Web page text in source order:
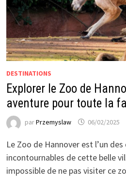
DESTINATIONS
Explorer le Zoo de
aventure pour toute la
parPrzemyslaw 06/02/2025
Le Zoo de Hannover est l’un
incontournables de cette belle
impossible de ne pas visiter ce